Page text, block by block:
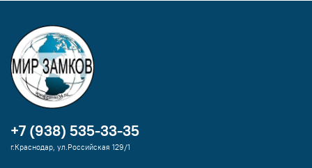
+7 (938) 535-33-35
г.Краснодар, ул.Российская 129/1